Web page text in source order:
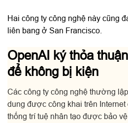
Hai công ty công nghệ này cũng
liên bang ở San Francisco.
OpenAI ký thỏa
để không bị kiện
Các công ty công nghệ thường
dung được công khai trên
thống trí tuệ nhân tạo được bảo